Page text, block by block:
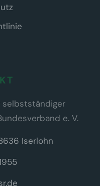
selbstständiger
e. V.
Iserlohn